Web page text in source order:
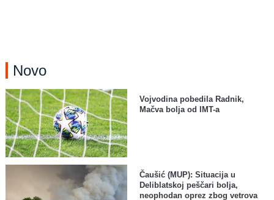
Novo
Vojvodina pobedila Radnik,
Mačva bolja od IMT-a
Čaušić (MUP): Situacija u
Deliblatskoj peščari bolja,
neophodan oprez zbog vetrova